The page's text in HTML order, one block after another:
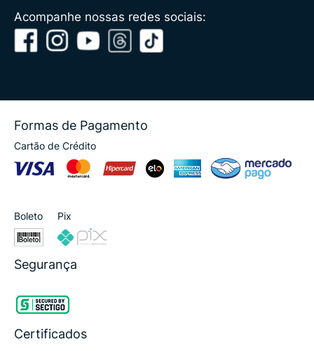
Acompanhe nossas redes sociais:
Formas de Pagamento
Cartão de Crédito
Boleto Pix
Segurança
Certificados